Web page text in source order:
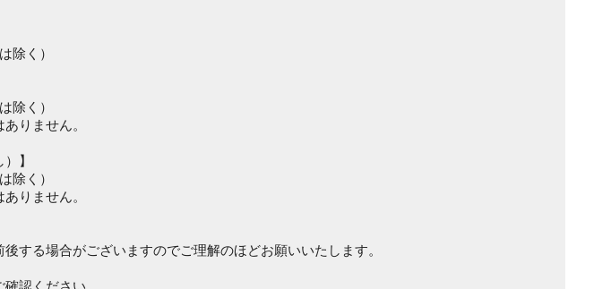
除く）
除く）
りません。
】
除く）
りません。
する場合がございますのでご理解のほどお願いいたします。